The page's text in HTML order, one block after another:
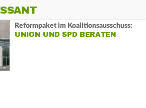
Reformpaket im Koalitionsausschuss:
UNION UND SPD BERATEN